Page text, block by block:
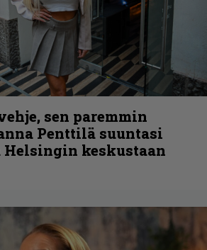
sen paremmin
Penttilä suuntasi
Helsingin keskustaan